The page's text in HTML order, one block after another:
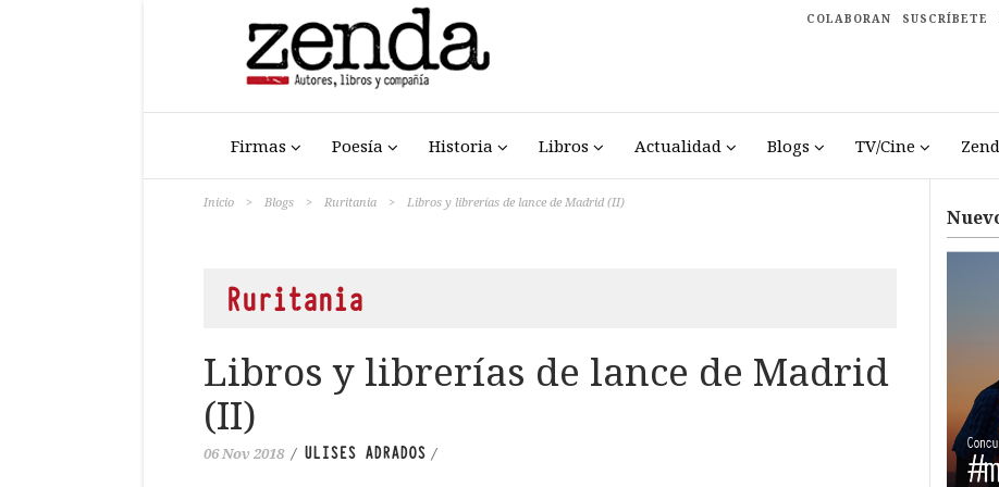
COLABORAN SUSCRÍBETE
Firmas Poesía Historia Libros Actualidad Blogs TV/Cine
Inicio > Blogs > Ruritania > Libros y librerías de lance de Madrid (II)
Ruritania
Libros y librerías de lance de Madrid
(II)
06 Nov 2018 / ULISES ADRADOS /